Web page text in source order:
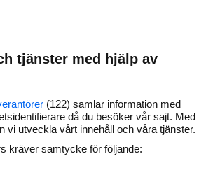
Marknadsför företaget på
tjänster med hjälp av
(122) samlar information med
då du besöker vår sajt. Med
vi utveckla vårt innehåll och våra tjänster.
kräver samtycke för följande: